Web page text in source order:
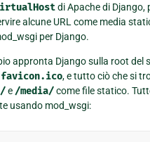
di Apache di Django,
alcune URL come media
per Django.
appronta Django sulla root del
favicon.ico, e tutto ciò che si
e /media/come file statico.
usando mod_wsgi: